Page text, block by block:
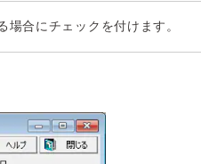
合にチェックを付けます。